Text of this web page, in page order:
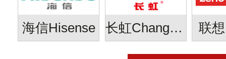
海信Hisense 长虹Changhong 联